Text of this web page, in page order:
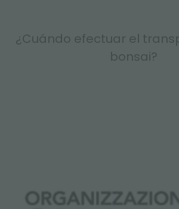
¿Cuándo efectuar el
bonsai?